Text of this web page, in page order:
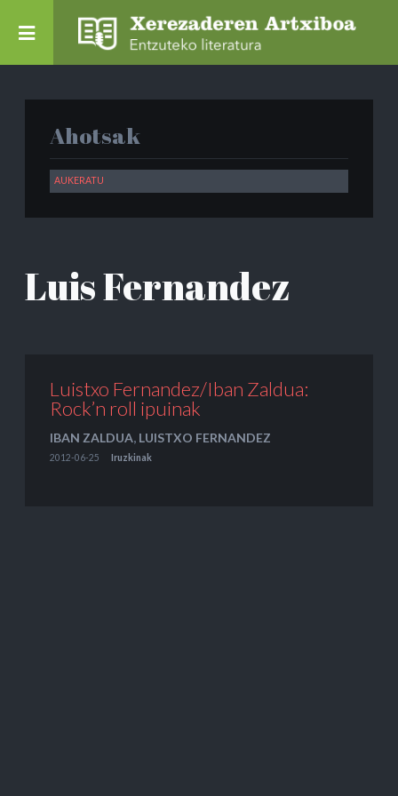
Ahotsak
Luis Fernandez
Luistxo Fernandez/Iban Zaldua:
Rock’n roll ipuinak
IBAN ZALDUA, LUISTXO FERNANDEZ
2012-06-25 Iruzkinak